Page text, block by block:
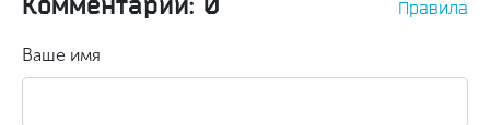
Правила
Ваше имя